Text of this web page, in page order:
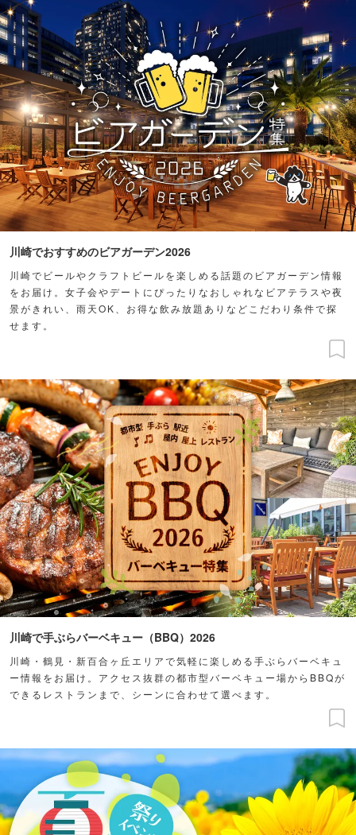
川崎でおすすめのビアガーデン2026
川崎でビールやクラフトビールを楽しめる話題のビアガーデン情報
をお届け。女子会やデートにぴったりなおしゃれなビアテラスや夜
景がきれい、雨天OK、お得な飲み放題ありなどこだわり条件で探
せます。
川崎で手ぶらバーベキュー（BBQ）2026
川崎・鶴見・新百合ヶ丘エリアで気軽に楽しめる手ぶらバーベキュ
ー情報をお届け。アクセス抜群の都市型バーベキュー場からBBQが
できるレストランまで、シーンに合わせて選べます。